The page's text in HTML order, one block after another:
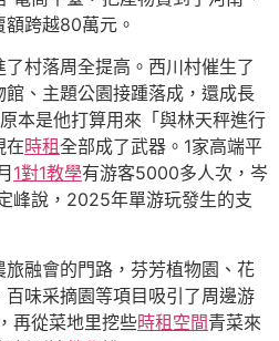
跨越80萬元。
了村落周全提高。西川村催生了
、主題公園接踵落成，還成長
本是他打算用來「與林天秤進行
在時租全部成了武器。1家高端平
1對1教學有游客5000多人次，岑
峰說，2025年單游玩發生的支
融會的門路，芬芳植物園、花
味采摘園等項目吸引了周邊游
再從菜地里挖些時租空間青菜來